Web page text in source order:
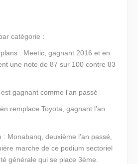
catégorie :
: Meetic, gagnant 2016 et en
une note de 87 sur 100 contre 83
gagnant comme l’an passé
remplace Toyota, gagnant l’an
: Monabanq , deuxième l’an passé,
marche de ce podium sectoriel
générale qui se place 3ème.